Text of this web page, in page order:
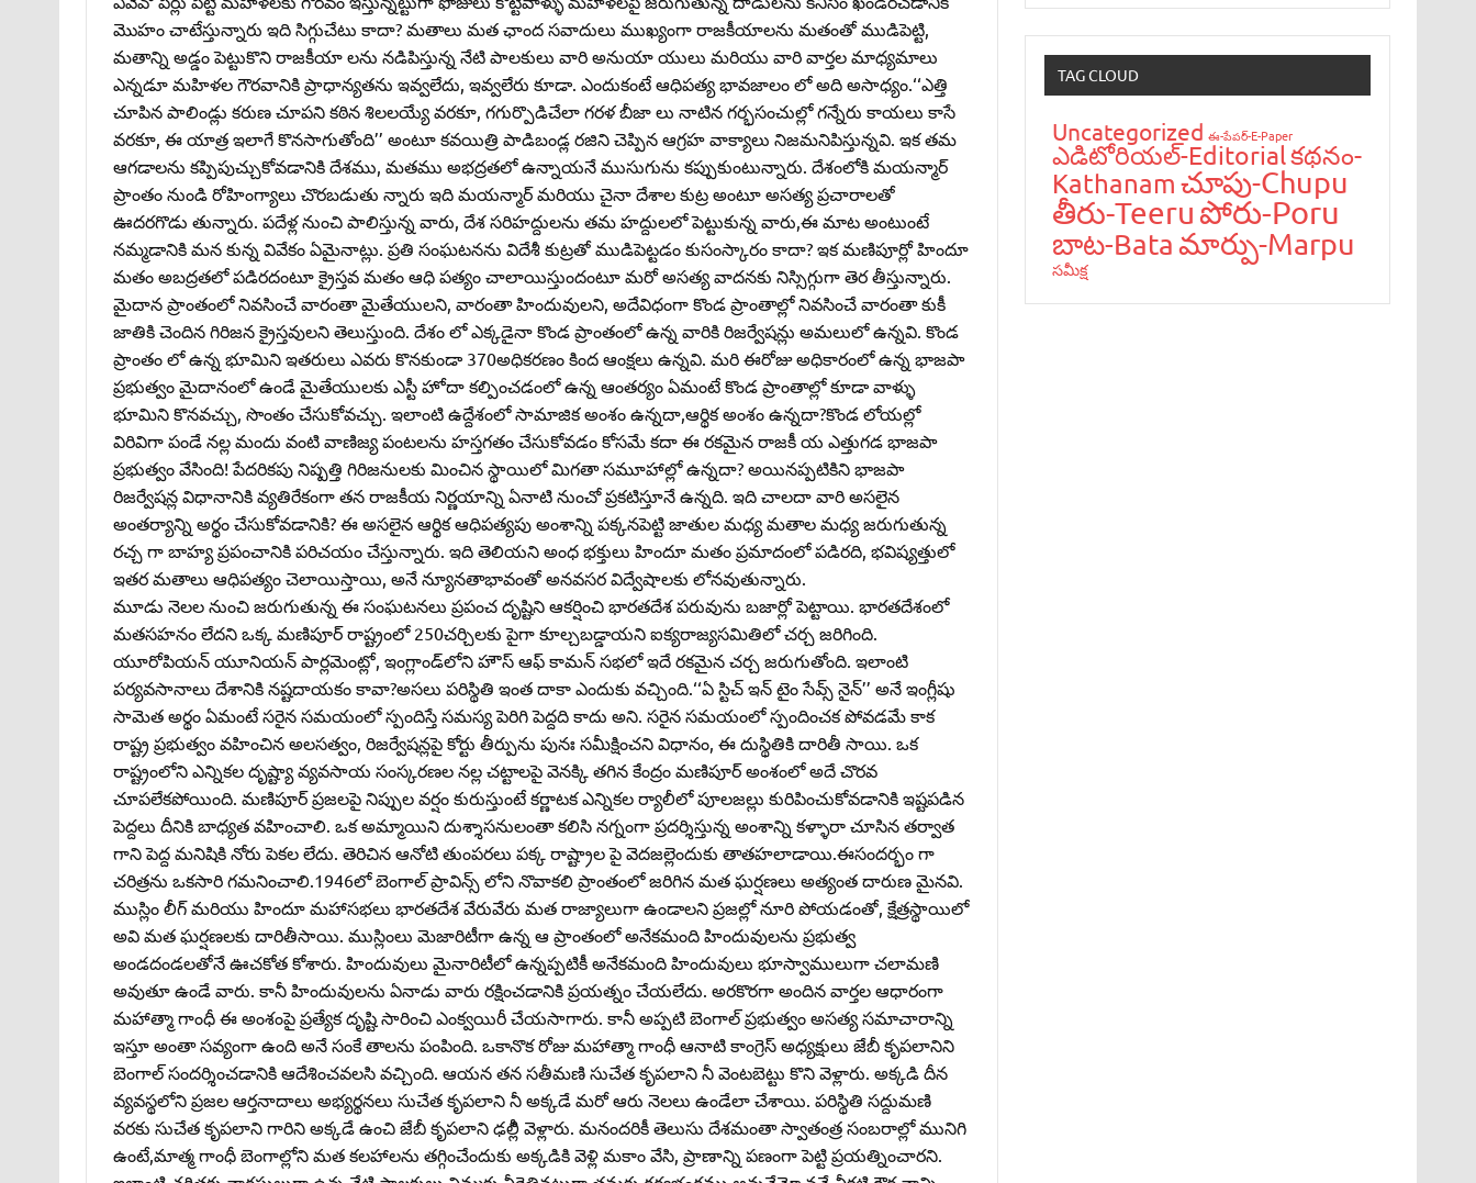
మొహం చాటేస్తున్నారు ఇది సిగ్గుచేటు కాదా? మతాలు మత ఛాంద సవాదులు ముఖ్యంగా రాజకీయాలను మతంతో ముడిపెట్టి,
మతాన్ని అడ్డం పెట్టుకొని రాజకీయా లను నడిపిస్తున్న నేటి పాలకులు వారి అనుయా యులు మరియు వారి వార్తల మాధ్యమాలు
ఎన్నడూ మహిళల గౌరవానికి ప్రాధాన్యతను ఇవ్వలేదు, ఇవ్వలేరు కూడా. ఎందుకంటే ఆధిపత్య భావజాలం లో అది అసాధ్యం.‘‘ఎత్తి
చూపిన పాలిండ్లు కరుణ చూపని కఠిన శిలలయ్యే వరకూ, గగుర్పొడిచేలా గరళ బీజా లు నాటిన గర్భసంచుల్లో గన్నేరు కాయలు కాసే
వరకూ, ఈ యాత్ర ఇలాగే కొనసాగుతోంది’’ అంటూ కవయిత్రి పాడిబండ్ల రజిని చెప్పిన ఆగ్రహ వాక్యాలు నిజమనిపిస్తున్నవి. ఇక తమ
ఆగడాలను కప్పిపుచ్చుకోవడానికి దేశము, మతము అభద్రతలో ఉన్నాయనే ముసుగును కప్పుకుంటున్నారు. దేశంలోకి మయన్మార్‌
ప్రాంతం నుండి రోహింగ్యాలు చొరబడుతు న్నారు ఇది మయన్మార్‌ మరియు చైనా దేశాల కుట్ర అంటూ అసత్య ప్రచారాలతో
ఊదరగొడు తున్నారు. పదేళ్ల నుంచి పాలిస్తున్న వారు, దేశ సరిహద్దులను తమ హద్దులలో పెట్టుకున్న వారు,ఈ మాట అంటుంటే
నమ్మడానికి మన కున్న వివేకం ఏమైనాట్లు. ప్రతి సంఘటనను విదేశీ కుట్రతో ముడిపెట్టడం కుసంస్కారం కాదా? ఇక మణిపూర్లో హిందూ
మతం అబద్రతలో పడిరదంటూ క్రైస్తవ మతం ఆధి పత్యం చాలాయిస్తుందంటూ మరో అసత్య వాదనకు నిస్సిగ్గుగా తెర తీస్తున్నారు.
మైదాన ప్రాంతంలో నివసించే వారంతా మైతేయులని, వారంతా హిందువులని, అదేవిధంగా కొండ ప్రాంతాల్లో నివసించే వారంతా కుకీ
జాతికి చెందిన గిరిజన క్రైస్తవులని తెలుస్తుంది. దేశం లో ఎక్కడైనా కొండ ప్రాంతంలో ఉన్న వారికి రిజర్వేషన్లు అమలులో ఉన్నవి. కొండ
ప్రాంతం లో ఉన్న భూమిని ఇతరులు ఎవరు కొనకుండా 370అధికరణం కింద ఆంక్షలు ఉన్నవి. మరి ఈరోజు అధికారంలో ఉన్న భాజపా
ప్రభుత్వం మైదానంలో ఉండే మైతేయులకు ఎస్టీ హోదా కల్పించడంలో ఉన్న ఆంతర్యం ఏమంటే కొండ ప్రాంతాల్లో కూడా వాళ్ళు
భూమిని కొనవచ్చు, సొంతం చేసుకోవచ్చు. ఇలాంటి ఉద్దేశంలో సామాజిక అంశం ఉన్నదా,ఆర్థిక అంశం ఉన్నదా?కొండ లోయల్లో
విరివిగా పండే నల్ల మందు వంటి వాణిజ్య పంటలను హస్తగతం చేసుకోవడం కోసమే కదా ఈ రకమైన రాజకీ య ఎత్తుగడ భాజపా
ప్రభుత్వం వేసింది! పేదరికపు నిష్పత్తి గిరిజనులకు మించిన స్థాయిలో మిగతా సమూహాల్లో ఉన్నదా? అయినప్పటికిని భాజపా
రిజర్వేషన్ల విధానానికి వ్యతిరేకంగా తన రాజకీయ నిర్ణయాన్ని ఏనాటి నుంచో ప్రకటిస్తూనే ఉన్నది. ఇది చాలదా వారి అసలైన
అంతర్యాన్ని అర్థం చేసుకోవడానికి? ఈ అసలైన ఆర్థిక ఆధిపత్యపు అంశాన్ని పక్కనపెట్టి జాతుల మధ్య మతాల మధ్య జరుగుతున్న
రచ్చ గా బాహ్య ప్రపంచానికి పరిచయం చేస్తున్నారు. ఇది తెలియని అంధ భక్తులు హిందూ మతం ప్రమాదంలో పడిరది, భవిష్యత్తులో
ఇతర మతాలు ఆధిపత్యం చెలాయిస్తాయి, అనే న్యూనతాభావంతో అనవసర విద్వేషాలకు లోనవుతున్నారు.
మూడు నెలల నుంచి జరుగుతున్న ఈ సంఘటనలు ప్రపంచ దృష్టిని ఆకర్షించి భారతదేశ పరువును బజార్లో పెట్టాయి. భారతదేశంలో
మతసహనం లేదని ఒక్క మణిపూర్‌ రాష్ట్రంలో 250చర్చిలకు పైగా కూల్చబడ్డాయని ఐక్యరాజ్యసమితిలో చర్చ జరిగింది.
యూరోపియన్‌ యూనియన్‌ పార్లమెంట్లో, ఇంగ్లాండ్‌లోని హౌస్‌ ఆఫ్‌ కామన్‌ సభలో ఇదే రకమైన చర్చ జరుగుతోంది. ఇలాంటి
పర్యవసానాలు దేశానికి నష్టదాయకం కావా?అసలు పరిస్థితి ఇంత దాకా ఎందుకు వచ్చింది.‘‘ఏ స్టిచ్‌ ఇన్‌ టైం సేవ్స్‌ నైన్‌’’ అనే ఇంగ్లీషు
సామెత అర్థం ఏమంటే సరైన సమయంలో స్పందిస్తే సమస్య పెరిగి పెద్దది కాదు అని. సరైన సమయంలో స్పందించక పోవడమే కాక
రాష్ట్ర ప్రభుత్వం వహించిన అలసత్వం, రిజర్వేషన్లపై కోర్టు తీర్పును పునః సమీక్షించని విధానం, ఈ దుస్థితికి దారితీ సాయి. ఒక
రాష్ట్రంలోని ఎన్నికల దృష్ట్యా వ్యవసాయ సంస్కరణల నల్ల చట్టాలపై వెనక్కి తగిన కేంద్రం మణిపూర్‌ అంశంలో అదే చొరవ
చూపలేకపోయింది. మణిపూర్‌ ప్రజలపై నిప్పుల వర్షం కురుస్తుంటే కర్ణాటక ఎన్నికల ర్యాలీలో పూలజల్లు కురిపించుకోవడానికి ఇష్టపడిన
పెద్దలు దీనికి బాధ్యత వహించాలి. ఒక అమ్మాయిని దుశ్శాసనులంతా కలిసి నగ్నంగా ప్రదర్శిస్తున్న అంశాన్ని కళ్ళారా చూసిన తర్వాత
గాని పెద్ద మనిషికి నోరు పెకల లేదు. తెరిచిన ఆనోటి తుంపరలు పక్క రాష్ట్రాల పై వెదజల్లెందుకు తాతహలాడాయి.ఈసందర్భం గా
చరిత్రను ఒకసారి గమనించాలి.1946లో బెంగాల్‌ ప్రావిన్స్‌ లోని నొవాకలి ప్రాంతంలో జరిగిన మత ఘర్షణలు అత్యంత దారుణ మైనవి.
ముస్లిం లీగ్‌ మరియు హిందూ మహాసభలు భారతదేశ వేరువేరు మత రాజ్యాలుగా ఉండాలని ప్రజల్లో నూరి పోయడంతో, క్షేత్రస్థాయిలో
అవి మత ఘర్షణలకు దారితీసాయి. ముస్లింలు మెజారిటీగా ఉన్న ఆ ప్రాంతంలో అనేకమంది హిందువులను ప్రభుత్వ
అండదండలతోనే ఊచకోత కోశారు. హిందువులు మైనారిటీలో ఉన్నప్పటికీ అనేకమంది హిందువులు భూస్వాములుగా చలామణి
అవుతూ ఉండే వారు. కానీ హిందువులను ఏనాడు వారు రక్షించడానికి ప్రయత్నం చేయలేదు. అరకొరగా అందిన వార్తల ఆధారంగా
మహాత్మా గాంధీ ఈ అంశంపై ప్రత్యేక దృష్టి సారించి ఎంక్వయిరీ చేయసాగారు. కానీ అప్పటి బెంగాల్‌ ప్రభుత్వం అసత్య సమాచారాన్ని
ఇస్తూ అంతా సవ్యంగా ఉంది అనే సంకే తాలను పంపింది. ఒకానొక రోజు మహాత్మా గాంధీ ఆనాటి కాంగ్రెస్‌ అధ్యక్షులు జేబీ కృపలానిని
బెంగాల్‌ సందర్శించడానికి ఆదేశించవలసి వచ్చింది. ఆయన తన సతీమణి సుచేత కృపలాని నీ వెంటబెట్టు కొని వెళ్లారు. అక్కడి దీన
వ్యవస్థలోని ప్రజల ఆర్తనాదాలు అభ్యర్థనలు సుచేత కృపలాని నీ అక్కడే మరో ఆరు నెలలు ఉండేలా చేశాయి. పరిస్థితి సద్దుమణి
వరకు సుచేత కృపలాని గారిని అక్కడే ఉంచి జేబీ కృపలాని ఢల్లీి వెళ్లారు. మనందరికీ తెలుసు దేశమంతా స్వాతంత్ర సంబరాల్లో మునిగి
ఉంటే,మాత్మ గాంధీ బెంగాల్లోని మత కలహాలను తగ్గించేందుకు అక్కడికి వెళ్లి మకాం వేసి, ప్రాణాన్ని పణంగా పెట్టి ప్రయత్నించారని.
TAG CLOUD
Uncategorized ఈ-పేప‌ర్-E-Paper
ఎడిటోరియ‌ల్-Editorialక‌థ‌నం-
Kathanam చూపు-Chupu
తీరు-Teeruపోరు-Poru
బాట‌-Bata మార్పు-Marpu
స‌మీక్ష‌